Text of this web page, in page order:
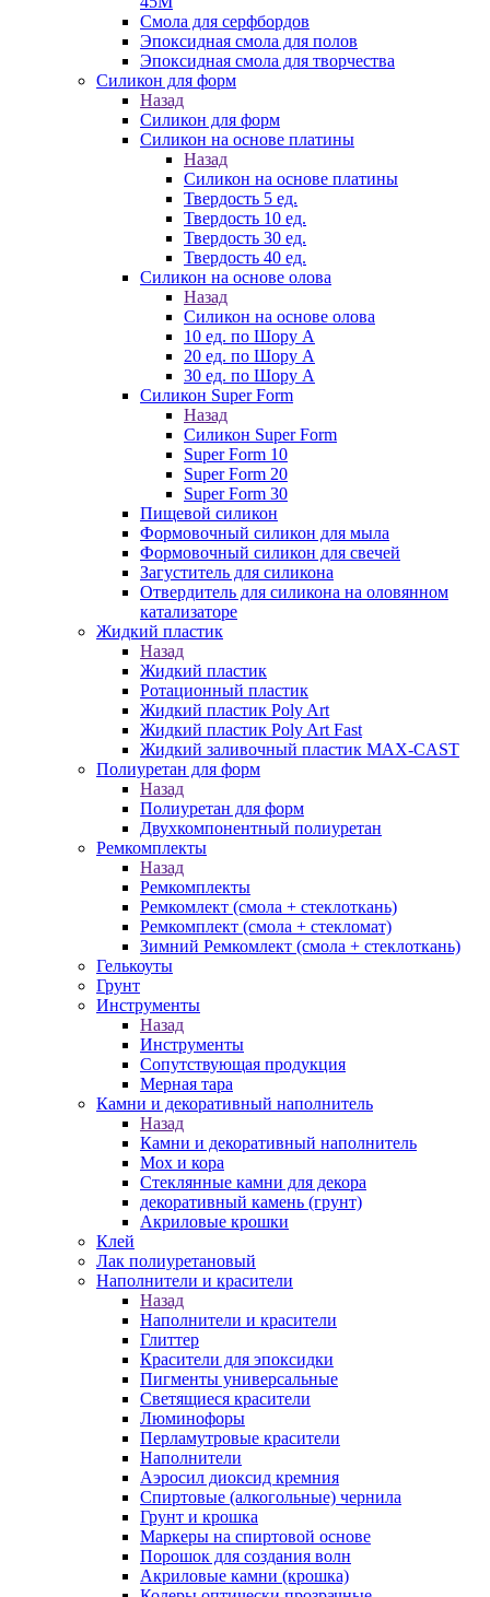
Смола для серфбордов
Эпоксидная смола для полов
Эпоксидная смола для творчества
Силикон для форм
Назад
Силикон для форм
Силикон на основе платины
Назад
Силикон на основе платины
Твердость 5 ед.
Твердость 10 ед.
Твердость 30 ед.
Твердость 40 ед.
Силикон на основе олова
Назад
Силикон на основе олова
10 ед. по Шору А
20 ед. по Шору А
30 ед. по Шору А
Силикон Super Form
Назад
Силикон Super Form
Super Form 10
Super Form 20
Super Form 30
Пищевой силикон
Формовочный силикон для мыла
Формовочный силикон для свечей
Загуститель для силикона
Отвердитель для силикона на оловянном
катализаторе
Жидкий пластик
Назад
Жидкий пластик
Ротационный пластик
Жидкий пластик Poly Art
Жидкий пластик Poly Art Fast
Жидкий заливочный пластик MAX-CAST
Полиуретан для форм
Назад
Полиуретан для форм
Двухкомпонентный полиуретан
Ремкомплекты
Назад
Ремкомплекты
Ремкомлект (смола + стеклоткань)
Ремкомплект (смола + стекломат)
Зимний Ремкомлект (смола + стеклоткань)
Гелькоуты
Грунт
Инструменты
Назад
Инструменты
Сопутствующая продукция
Мерная тара
Камни и декоративный наполнитель
Назад
Камни и декоративный наполнитель
Мох и кора
Стеклянные камни для декора
декоративный камень (грунт)
Акриловые крошки
Клей
Лак полиуретановый
Наполнители и красители
Назад
Наполнители и красители
Глиттер
Красители для эпоксидки
Пигменты универсальные
Светящиеся красители
Люминофоры
Перламутровые красители
Наполнители
Аэросил диоксид кремния
Спиртовые (алкогольные) чернила
Грунт и крошка
Маркеры на спиртовой основе
Порошок для создания волн
Акриловые камни (крошка)